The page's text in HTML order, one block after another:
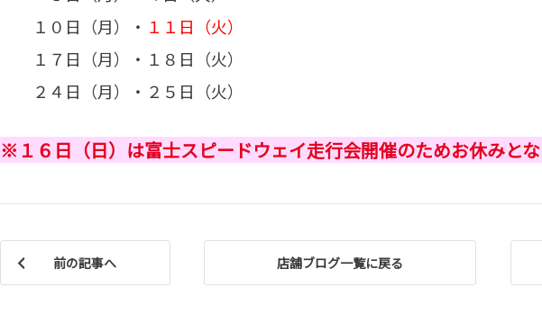
１０日（月）・ １１日（火）
１７日（月）・１８日（火）
２４日（月）・２５日（火）
※１６日（日）は富士スピードウェイ走行会開催のためお休みと
前の記事へ 店舗ブログ一覧に戻る